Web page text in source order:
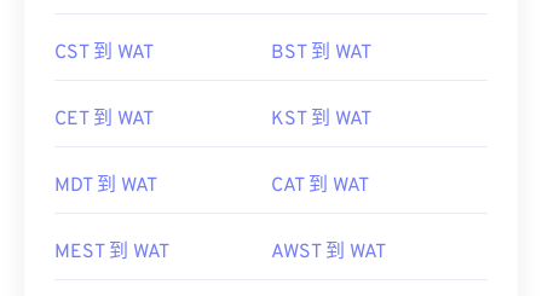
CST 到 WAT BST 到 WAT
CET 到 WAT KST 到 WAT
MDT 到 WAT CAT 到 WAT
MEST 到 WAT AWST 到 WAT